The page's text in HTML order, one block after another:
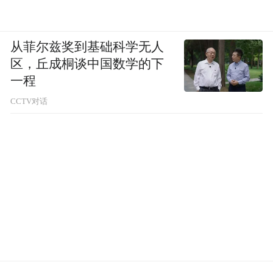
从菲尔兹奖到基础科学无人
区，丘成桐谈中国数学的下
一程
CCTV对话